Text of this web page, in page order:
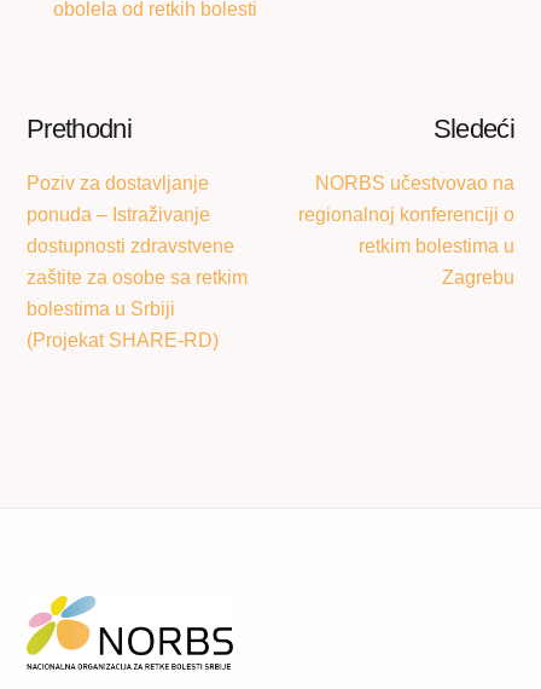
obolela od retkih bolesti
Prethodni
Poziv za dostavljanje
ponuda – Istraživanje
dostupnosti zdravstvene
zaštite za osobe sa retkim
bolestima u Srbiji
(Projekat SHARE-RD)
Sledeći
NORBS učestvovao na
regionalnoj konferenciji o
retkim bolestima u
Zagrebu